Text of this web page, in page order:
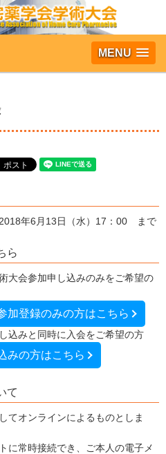
MENU
年6月13日（水）17：00 まで
ら
大会参加申し込みのみをご希望の
加登録のみの方はこちら
込みと同時に入会をご希望の方
みの方はこちら
て
てオンラインによるものとしま
に常時接続でき、ご本人の電子メ